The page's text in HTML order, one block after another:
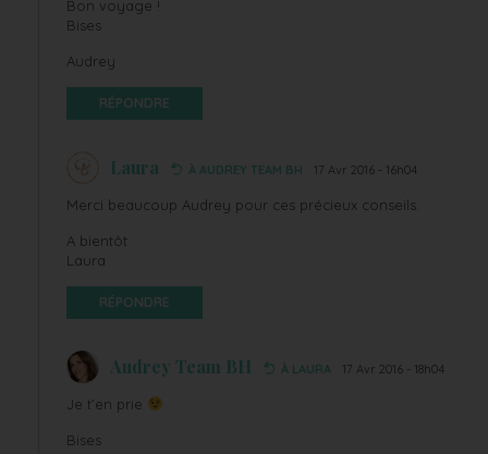
Bon voyage !
Bises
Audrey
RÉPONDRE
Laura À AUDREY TEAM BH 17 Avr 2016 - 16h04
Merci beaucoup Audrey pour ces précieux conseils.
A bientôt
Laura
RÉPONDRE
Audrey Team BH À LAURA 17 Avr 2016 - 18h04
Je t’en prie
Bises